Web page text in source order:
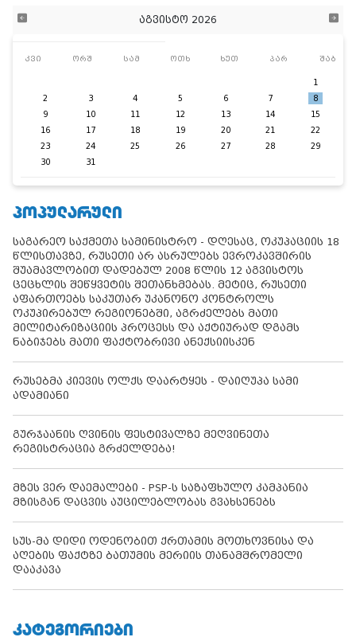
აგვისტო 2026
კვი ორშ სამ ოთხ ხუთ პარ შაბ
1
2
3 4 5 6 7
8
9
10 11 12 13 14
15
16
17 18 19 20 21
22
23
24 25 26 27 28
29
30
31
ᲞᲝᲞᲣᲚᲐᲠᲣᲚᲘ
საგარეო საქმეთა სამინისტრო - დღესაც, ოკუპაციის 18
წლისთავზე, რუსეთი არ ასრულებს ევროკავშირის
შუამავლობით დადებულ 2008 წლის 12 აგვისტოს
ცეცხლის შეწყვეტის შეთანხმებას. მეტიც, რუსეთი
აფართოებს საკუთარ უკანონო კონტროლს
ოკუპირებულ რეგიონებში, აგრძელებს მათი
მილიტარიზაციის პროცესს და აქტიურად დგამს
ნაბიჯებს მათი ფაქტობრივი ანექსიისკენ
რუსებმა კიევის ოლქს დაარტყეს - დაიღუპა სამი
ადამიანი
გურჯაანის ღვინის ფესტივალზე მეღვინეთა
რეგისტრაცია გრძელდება!
მზეს ვერ დაემალები - PSP-ს საზაფხულო კამპანია
მზისგან დაცვის აუცილებლობას გვახსენებს
სუს-მა დიდი ოდენობით ქრთამის მოთხოვნისა და
აღების ფაქტზე ბათუმის მერიის თანამშრომელი
დააკავა
ᲙᲐᲢᲔᲒᲝᲠᲘᲔᲑᲘ